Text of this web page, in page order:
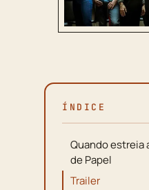
ÍNDICE
Quando estreia
de Papel
Trailer